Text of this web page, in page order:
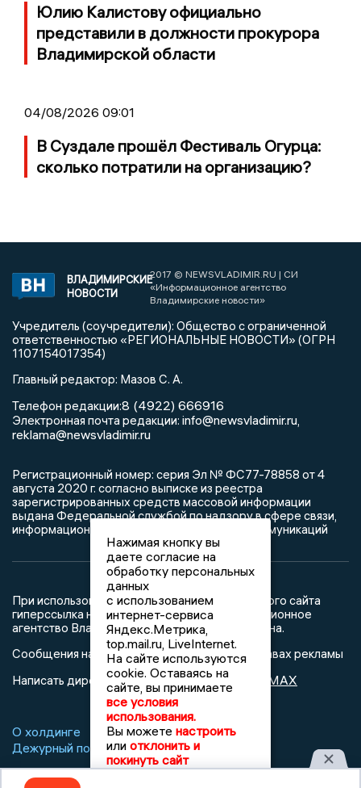
Юлию Калистову официально
представили в должности прокурора
Владимирской области
04/08/2026 09:01
В Суздале прошёл Фестиваль Огурца:
сколько потратили на организацию?
ВЛАДИМИРСКИЕ
НОВОСТИ
2017 © NEWSVLADIMIR.RU | СИ
«Информационное агентство
Владимирские новости»
Учредитель (соучредители): Общество с ограниченной
ответственностью «РЕГИОНАЛЬНЫЕ НОВОСТИ» (ОГРН
1107154017354)
Главный редактор: Мазов С. А.
Телефон редакции:8 (4922) 666916
Электронная почта редакции: info@newsvladimir.ru,
reklama@newsvladimir.ru
Регистрационный номер: серия Эл № ФС77-78858 от 4
августа 2020 г. согласно выписке из реестра
зарегистрированных средств массовой информации
выдана Федеральной службой по надзору в сфере связи,
информационных технологий и массовых коммуникаций
При использовании любого материала с данного сайта
гиперссылка на Сетевое издание «Информационное
агентство Владимирские новости» обязательна.
Сообщения на сером фоне размещены на правах рекламы
Написать директору в телеграм@mazov MAX
О холдинге Вакансии
Реклама
Дежурный по новостям
Нажимая кнопку вы
даете согласие на
обработку персональных
данных
с использованием
интернет-сервиса
Яндекс.Метрика,
top.mail.ru, LiveInternet.
На сайте используются
cookie. Оставаясь на
сайте, вы принимаете
все условия
использования.
Вы можете настроить
или отклонить и
покинуть сайт